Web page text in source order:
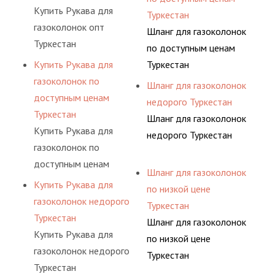
Купить Рукава для
газоколонок опт
Туркестан
Купить Рукава для
газоколонок по
доступным ценам
Туркестан
Купить Рукава для
газоколонок по
доступным ценам
Туркестан
Купить Рукава для
газоколонок недорого
Туркестан
Купить Рукава для
газоколонок недорого
Туркестан
Туркестан
Шланг для газоколонок
по доступным ценам
Туркестан
Шланг для газоколонок
недорого Туркестан
Шланг для газоколонок
недорого Туркестан
Шланг для газоколонок
по низкой цене
Туркестан
Шланг для газоколонок
по низкой цене
Туркестан